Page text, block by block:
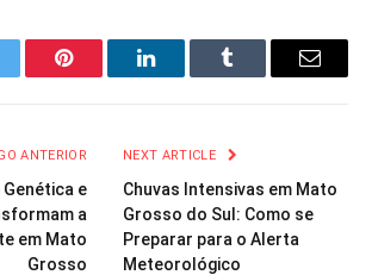
Pinterest LinkedInTumblr Email
ANTERIOR
Genética e
a
em Mato
Grosso
NEXT ARTICLE
Chuvas Intensivas em Mato
Grosso do Sul: Como se
Preparar para o Alerta
Meteorológico